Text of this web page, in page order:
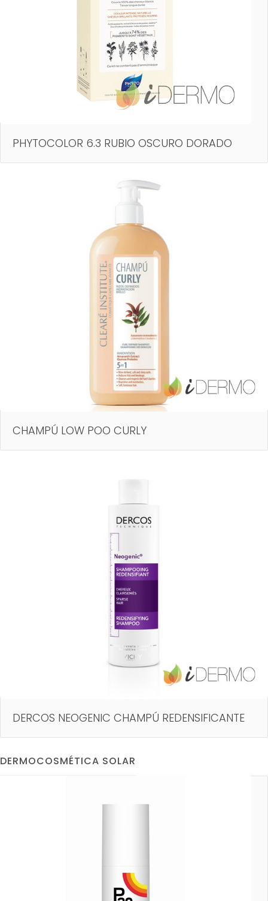
PHYTOCOLOR 6.3 RUBIO OSCURO DORADO
CHAMPÚ LOW POO CURLY
DERCOS NEOGENIC CHAMPÚ REDENSIFICANTE
DERMOCOSMÉTICA SOLAR